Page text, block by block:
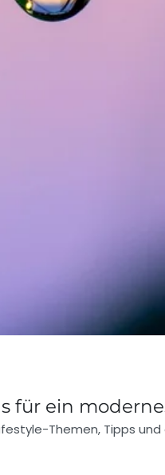
für ein
Themen, Tipps